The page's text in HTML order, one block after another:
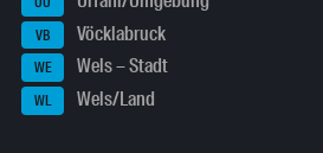
VB Vöcklabruck
WE Wels – Stadt
WL Wels/Land